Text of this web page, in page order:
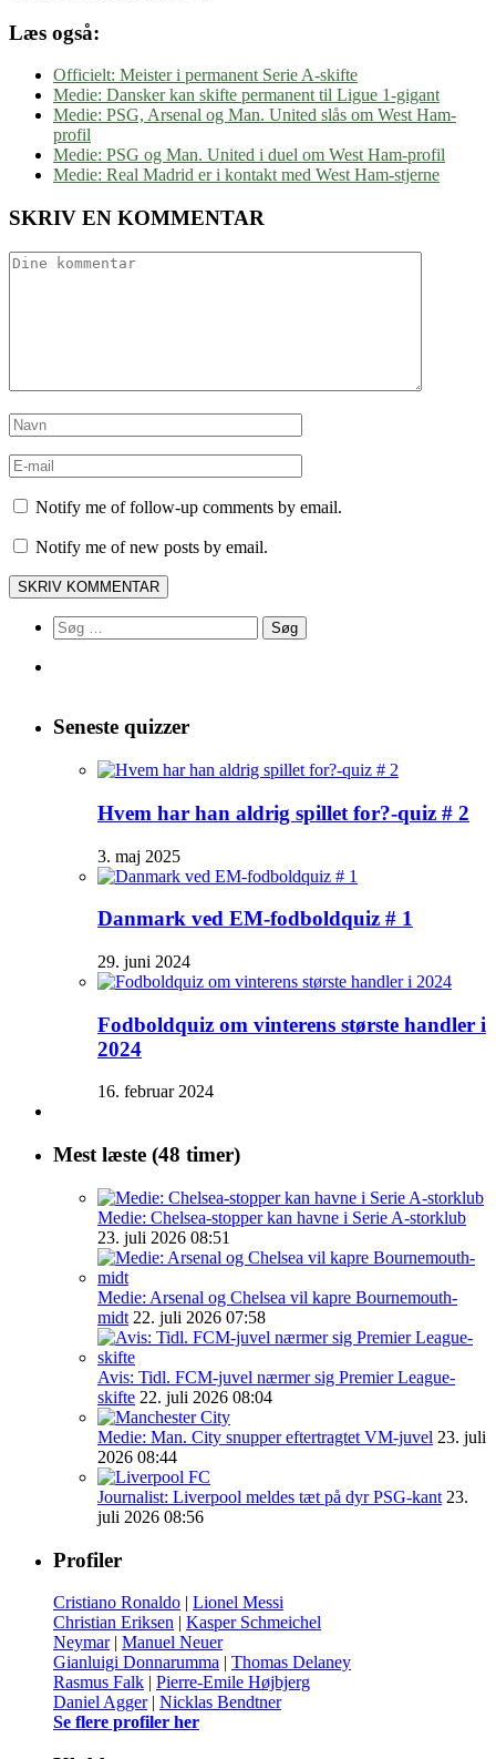
Læs også:
Officielt: Meister i permanent Serie A-skifte
Medie: Dansker kan skifte permanent til Ligue 1-gigant
Medie: PSG, Arsenal og Man. United slås om West Ham-
profil
Medie: PSG og Man. United i duel om West Ham-profil
Medie: Real Madrid er i kontakt med West Ham-stjerne
SKRIV EN KOMMENTAR
Notify me of follow-up comments by email.
Notify me of new posts by email.
Søg
efter:
Seneste quizzer
Hvem har han aldrig spillet for?-quiz # 2
3. maj 2025
Danmark ved EM-fodboldquiz # 1
29. juni 2024
Fodboldquiz om vinterens største handler i
2024
16. februar 2024
Mest læste (48 timer)
Medie: Chelsea-stopper kan havne i Serie A-storklub
23. juli 2026 08:51
Medie: Arsenal og Chelsea vil kapre Bournemouth-
midt 22. juli 2026 07:58
Avis: Tidl. FCM-juvel nærmer sig Premier League-
skifte 22. juli 2026 08:04
Medie: Man. City snupper eftertragtet VM-juvel 23. juli
2026 08:44
Journalist: Liverpool meldes tæt på dyr PSG-kant 23.
juli 2026 08:56
Profiler
Cristiano Ronaldo | Lionel Messi
Christian Eriksen | Kasper Schmeichel
Neymar| Manuel Neuer
Gianluigi Donnarumma | Thomas Delaney
Rasmus Falk | Pierre-Emile Højbjerg
Daniel Agger| Nicklas Bendtner
Se flere profiler her